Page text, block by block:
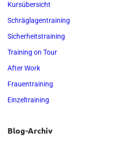
Kursübersicht
Schräglagentraining
Sicherheitstraining
Training on Tour
After Work
Frauentraining
Einzeltraining
Blog-Archiv